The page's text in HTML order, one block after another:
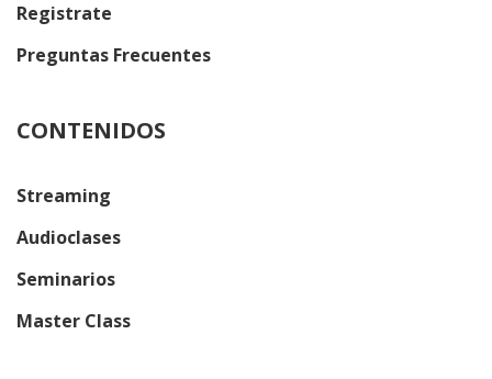
Registrate
Preguntas Frecuentes
CONTENIDOS
Streaming
Audioclases
Seminarios
Master Class